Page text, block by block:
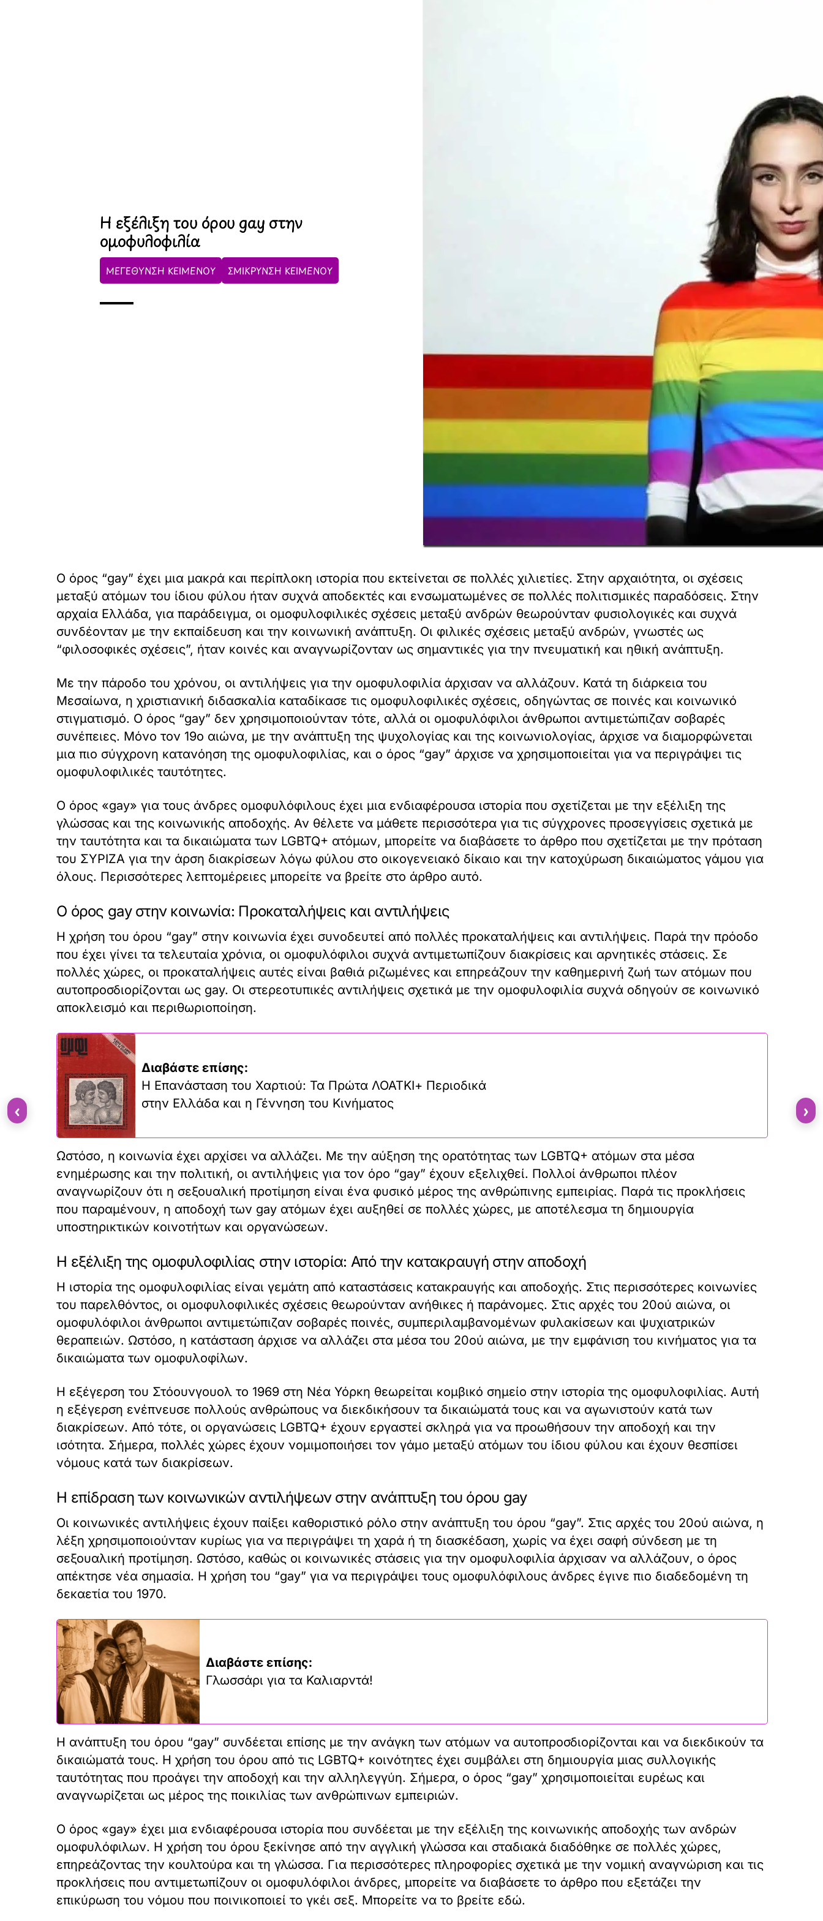
Η εξέλιξη του όρου gay στην
ομοφυλοφιλία
ΜΕΓΕΘΥΝΣΗ ΚΕΙΜΕΝΟΥ ΣΜΙΚΡΥΝΣΗ ΚΕΙΜΕΝΟΥ
Ο όρος “gay” έχει μια μακρά και περίπλοκη ιστορία που εκτείνεται σε πολλές χιλιετίες. Στην αρχαιότητα, οι σχέσεις
μεταξύ ατόμων του ίδιου φύλου ήταν συχνά αποδεκτές και ενσωματωμένες σε πολλές πολιτισμικές παραδόσεις. Στην
αρχαία Ελλάδα, για παράδειγμα, οι ομοφυλοφιλικές σχέσεις μεταξύ ανδρών θεωρούνταν φυσιολογικές και συχνά
συνδέονταν με την εκπαίδευση και την κοινωνική ανάπτυξη. Οι φιλικές σχέσεις μεταξύ ανδρών, γνωστές ως
“φιλοσοφικές σχέσεις”, ήταν κοινές και αναγνωρίζονταν ως σημαντικές για την πνευματική και ηθική ανάπτυξη.
Με την πάροδο του χρόνου, οι αντιλήψεις για την ομοφυλοφιλία άρχισαν να αλλάζουν. Κατά τη διάρκεια του
Μεσαίωνα, η χριστιανική διδασκαλία καταδίκασε τις ομοφυλοφιλικές σχέσεις, οδηγώντας σε ποινές και κοινωνικό
στιγματισμό. Ο όρος “gay” δεν χρησιμοποιούνταν τότε, αλλά οι ομοφυλόφιλοι άνθρωποι αντιμετώπιζαν σοβαρές
συνέπειες. Μόνο τον 19ο αιώνα, με την ανάπτυξη της ψυχολογίας και της κοινωνιολογίας, άρχισε να διαμορφώνεται
μια πιο σύγχρονη κατανόηση της ομοφυλοφιλίας, και ο όρος “gay” άρχισε να χρησιμοποιείται για να περιγράψει τις
ομοφυλοφιλικές ταυτότητες.
Ο όρος «gay» για τους άνδρες ομοφυλόφιλους έχει μια ενδιαφέρουσα ιστορία που σχετίζεται με την εξέλιξη της
γλώσσας και της κοινωνικής αποδοχής. Αν θέλετε να μάθετε περισσότερα για τις σύγχρονες προσεγγίσεις σχετικά με
την ταυτότητα και τα δικαιώματα των LGBTQ+ ατόμων, μπορείτε να διαβάσετε το άρθρο που σχετίζεται με την πρόταση
του ΣΥΡΙΖΑ για την άρση διακρίσεων λόγω φύλου στο οικογενειακό δίκαιο και την κατοχύρωση δικαιώματος γάμου για
όλους. Περισσότερες λεπτομέρειες μπορείτε να βρείτε στο άρθρο αυτό.
Ο όρος gay στην κοινωνία: Προκαταλήψεις και αντιλήψεις
Η χρήση του όρου “gay” στην κοινωνία έχει συνοδευτεί από πολλές προκαταλήψεις και αντιλήψεις. Παρά την πρόοδο
που έχει γίνει τα τελευταία χρόνια, οι ομοφυλόφιλοι συχνά αντιμετωπίζουν διακρίσεις και αρνητικές στάσεις. Σε
πολλές χώρες, οι προκαταλήψεις αυτές είναι βαθιά ριζωμένες και επηρεάζουν την καθημερινή ζωή των ατόμων που
αυτοπροσδιορίζονται ως gay. Οι στερεοτυπικές αντιλήψεις σχετικά με την ομοφυλοφιλία συχνά οδηγούν σε κοινωνικό
αποκλεισμό και περιθωριοποίηση.
Διαβάστε επίσης:
Η Επανάσταση του Χαρτιού: Τα Πρώτα ΛΟΑΤΚΙ+ Περιοδικά
στην Ελλάδα και η Γέννηση του Κινήματος
Ωστόσο, η κοινωνία έχει αρχίσει να αλλάζει. Με την αύξηση της ορατότητας των LGBTQ+ ατόμων στα μέσα
ενημέρωσης και την πολιτική, οι αντιλήψεις για τον όρο “gay” έχουν εξελιχθεί. Πολλοί άνθρωποι πλέον
αναγνωρίζουν ότι η σεξουαλική προτίμηση είναι ένα φυσικό μέρος της ανθρώπινης εμπειρίας. Παρά τις προκλήσεις
που παραμένουν, η αποδοχή των gay ατόμων έχει αυξηθεί σε πολλές χώρες, με αποτέλεσμα τη δημιουργία
υποστηρικτικών κοινοτήτων και οργανώσεων.
Η εξέλιξη της ομοφυλοφιλίας στην ιστορία: Από την κατακραυγή στην αποδοχή
Η ιστορία της ομοφυλοφιλίας είναι γεμάτη από καταστάσεις κατακραυγής και αποδοχής. Στις περισσότερες κοινωνίες
του παρελθόντος, οι ομοφυλοφιλικές σχέσεις θεωρούνταν ανήθικες ή παράνομες. Στις αρχές του 20ού αιώνα, οι
ομοφυλόφιλοι άνθρωποι αντιμετώπιζαν σοβαρές ποινές, συμπεριλαμβανομένων φυλακίσεων και ψυχιατρικών
θεραπειών. Ωστόσο, η κατάσταση άρχισε να αλλάζει στα μέσα του 20ού αιώνα, με την εμφάνιση του κινήματος για τα
δικαιώματα των ομοφυλοφίλων.
Η εξέγερση του Στόουνγουολ το 1969 στη Νέα Υόρκη θεωρείται κομβικό σημείο στην ιστορία της ομοφυλοφιλίας. Αυτή
η εξέγερση ενέπνευσε πολλούς ανθρώπους να διεκδικήσουν τα δικαιώματά τους και να αγωνιστούν κατά των
διακρίσεων. Από τότε, οι οργανώσεις LGBTQ+ έχουν εργαστεί σκληρά για να προωθήσουν την αποδοχή και την
ισότητα. Σήμερα, πολλές χώρες έχουν νομιμοποιήσει τον γάμο μεταξύ ατόμων του ίδιου φύλου και έχουν θεσπίσει
νόμους κατά των διακρίσεων.
Η επίδραση των κοινωνικών αντιλήψεων στην ανάπτυξη του όρου gay
Οι κοινωνικές αντιλήψεις έχουν παίξει καθοριστικό ρόλο στην ανάπτυξη του όρου “gay”. Στις αρχές του 20ού αιώνα, η
λέξη χρησιμοποιούνταν κυρίως για να περιγράψει τη χαρά ή τη διασκέδαση, χωρίς να έχει σαφή σύνδεση με τη
σεξουαλική προτίμηση. Ωστόσο, καθώς οι κοινωνικές στάσεις για την ομοφυλοφιλία άρχισαν να αλλάζουν, ο όρος
απέκτησε νέα σημασία. Η χρήση του “gay” για να περιγράψει τους ομοφυλόφιλους άνδρες έγινε πιο διαδεδομένη τη
δεκαετία του 1970.
Διαβάστε επίσης:
Γλωσσάρι για τα Καλιαρντά!
Η ανάπτυξη του όρου “gay” συνδέεται επίσης με την ανάγκη των ατόμων να αυτοπροσδιορίζονται και να διεκδικούν τα
δικαιώματά τους. Η χρήση του όρου από τις LGBTQ+ κοινότητες έχει συμβάλει στη δημιουργία μιας συλλογικής
ταυτότητας που προάγει την αποδοχή και την αλληλεγγύη. Σήμερα, ο όρος “gay” χρησιμοποιείται ευρέως και
αναγνωρίζεται ως μέρος της ποικιλίας των ανθρώπινων εμπειριών.
Ο όρος «gay» έχει μια ενδιαφέρουσα ιστορία που συνδέεται με την εξέλιξη της κοινωνικής αποδοχής των ανδρών
ομοφυλόφιλων. Η χρήση του όρου ξεκίνησε από την αγγλική γλώσσα και σταδιακά διαδόθηκε σε πολλές χώρες,
επηρεάζοντας την κουλτούρα και τη γλώσσα. Για περισσότερες πληροφορίες σχετικά με την νομική αναγνώριση και τις
προκλήσεις που αντιμετωπίζουν οι ομοφυλόφιλοι άνδρες, μπορείτε να διαβάσετε το άρθρο που εξετάζει την
επικύρωση του νόμου που ποινικοποιεί το γκέι σεξ. Μπορείτε να το βρείτε εδώ.
‹ ›